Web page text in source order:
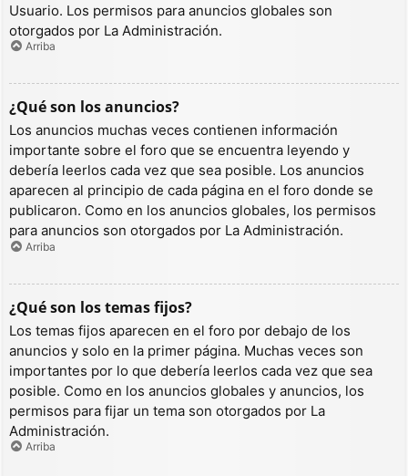
Usuario. Los permisos para anuncios globales son
otorgados por La Administración.
Arriba
¿Qué son los anuncios?
Los anuncios muchas veces contienen información
importante sobre el foro que se encuentra leyendo y
debería leerlos cada vez que sea posible. Los anuncios
aparecen al principio de cada página en el foro donde se
publicaron. Como en los anuncios globales, los permisos
para anuncios son otorgados por La Administración.
Arriba
¿Qué son los temas fijos?
Los temas fijos aparecen en el foro por debajo de los
anuncios y solo en la primer página. Muchas veces son
importantes por lo que debería leerlos cada vez que sea
posible. Como en los anuncios globales y anuncios, los
permisos para fijar un tema son otorgados por La
Administración.
Arriba